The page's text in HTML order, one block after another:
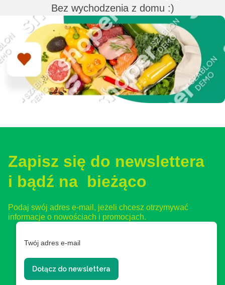
Bez wychodzenia z domu :)
Zapisz się do newslettera
i bądź na bieżąco
Podaj swój adres e-mail, jeżeli chcesz otrzymywać
informacje o nowościach i promocjach.
Twój adres e-mail
Dołącz do newslettera